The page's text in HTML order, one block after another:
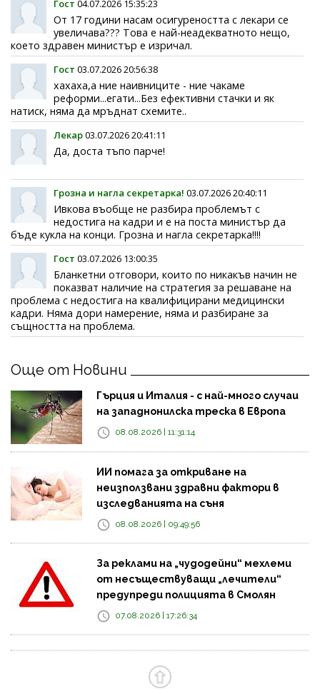
Гост 04.07.2026 15:35:23
От 17 години насам осигуреността с лекари се
увеличава??? Това е най-неадекватното нещо,
което здравен министър е изричал.
Гост 03.07.2026 20:56:38
хахаха,а ние наивниците - ние чакаме
реформи...егати...Без ефективни стачки и як
натиск, няма да мръднат схемите..
Лекар03.07.2026 20:41:11
Да, доста тъпо парче!
Грозна и нагла секретарка! 03.07.2026 20:40:11
Ивкова въобще не разбира проблемът с
недостига на кадри и е на поста министър да
бъде кукла на конци. Грозна и нагла секретарка!!!!
Гост 03.07.2026 13:00:35
Бланкетни отговори, които по никакъв начин не
показват наличие на стратегия за решаване на
проблема с недостига на квалифицирани медицински
кадри. Няма дори намерение, няма и разбиране за
същността на проблема.
Още от Новини
Гърция и Италия - с най-много случаи
на западнонилска треска в Европа
08.08.2026 | 11:31:14
ИИ помага за откриване на
неизползвани здравни фактори в
изследванията на съня
08.08.2026 | 09:49:56
За реклами на „чудодейни“ мехлеми
от несъществуващи „лечители“
предупреди полицията в Смолян
07.08.2026 | 17:26:34